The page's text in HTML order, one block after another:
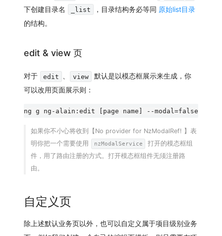
下创建目录名 _list ，目录结构务必等同 原始list目录
的结构。
edit & view 页
对于 edit view
默认是以模态框展示来生成，你
可以改用页面展示则：
如果你不小心将收到【No provider for NzModalRef! 】表
明你把一个需要使用
nzModalService
打开的模态框组
件，用了路由注册的方式。打开模态框组件无须注册路
由。
自定义页
除上述默认业务页以外，也可以自定义属于项目级别业务